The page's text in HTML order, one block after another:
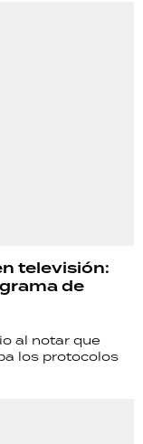
televisión:
de
al notar que
los protocolos